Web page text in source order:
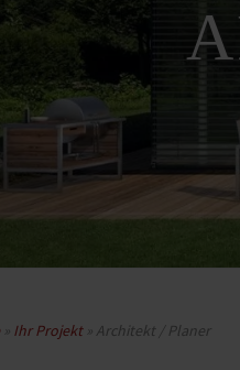
» Ihr Projekt» Architekt / Planer